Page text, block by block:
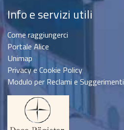
Info e servizi utili
Come raggiungerci
Portale Alice
Unimap
Privacy e Cookie Policy
Modulo per Reclami e Suggerimenti